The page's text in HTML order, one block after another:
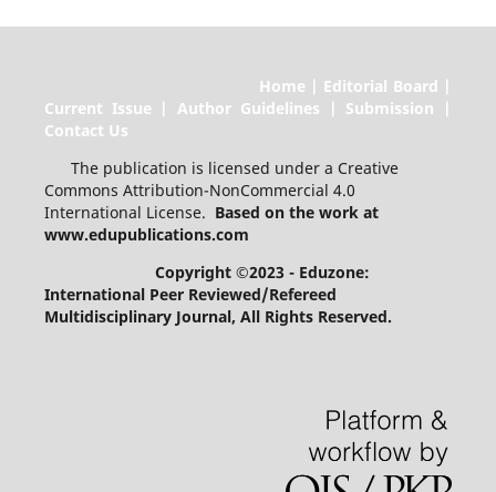
Home | Editorial Board |
Current Issue | Author Guidelines | Submission |
Contact Us
The publication is licensed under a Creative
Commons Attribution-NonCommercial 4.0
International License. Based on the work at
www.edupublications.com
Copyright ©2023 - Eduzone:
International Peer Reviewed/Refereed
Multidisciplinary Journal, All Rights Reserved.